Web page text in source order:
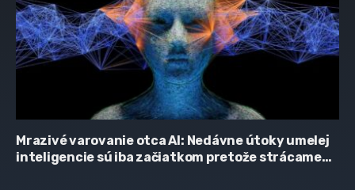
Mrazivé varovanie otca AI: Nedávne útoky umelej
inteligencie sú iba začiatkom pretože strácame